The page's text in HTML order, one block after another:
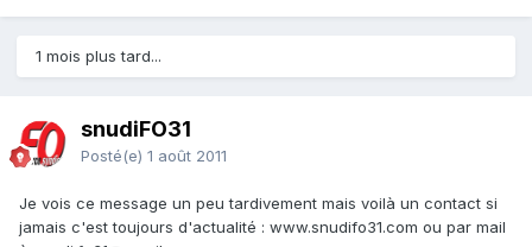
1 mois plus tard...
snudiFO31
Posté(e) 1 août 2011
Je vois ce message un peu tardivement mais voilà un contact si
jamais c'est toujours d'actualité : www.snudifo31.com ou par mail